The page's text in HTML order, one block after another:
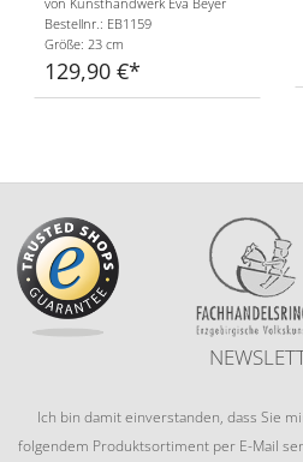
Bestellnr.: EB1159
Größe: 23 cm
129,90 €
Ich bin damit einverstanden, dass Sie
folgendem Produktsortiment per E-Mail